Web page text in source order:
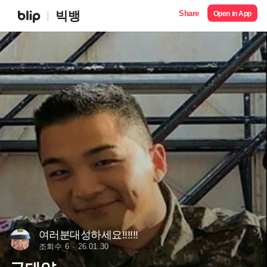
빅뱅 Share Open in App
여러분대성하세요!!!!!!
조회수 6 26.01.30